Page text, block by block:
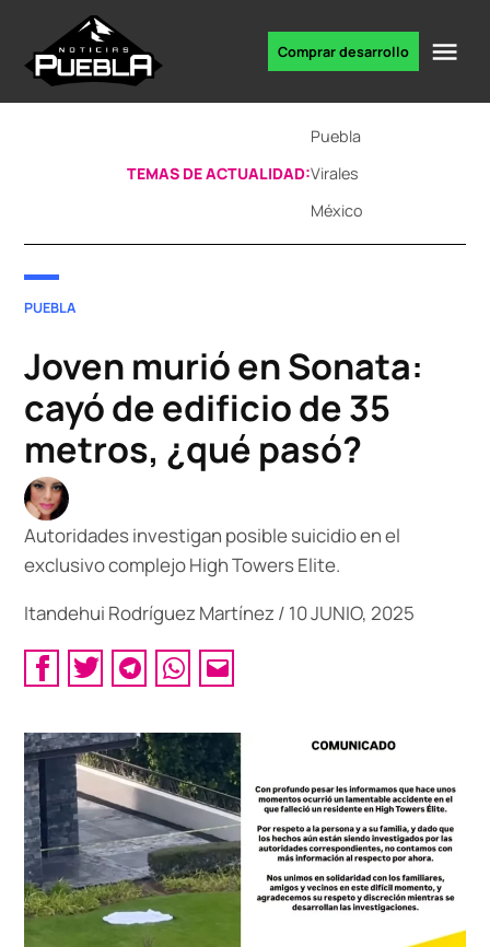
content
Comprar desarrollo
TEMAS DE ACTUALIDAD:
Puebla
Virales
México
POSTED
PUEBLA
Joven murió en Sonata:
cayó de edificio de 35
metros, ¿qué pasó?
Autoridades investigan posible suicidio en el
exclusivo complejo High Towers Elite.
Itandehui Rodríguez Martínez / 10 JUNIO, 2025